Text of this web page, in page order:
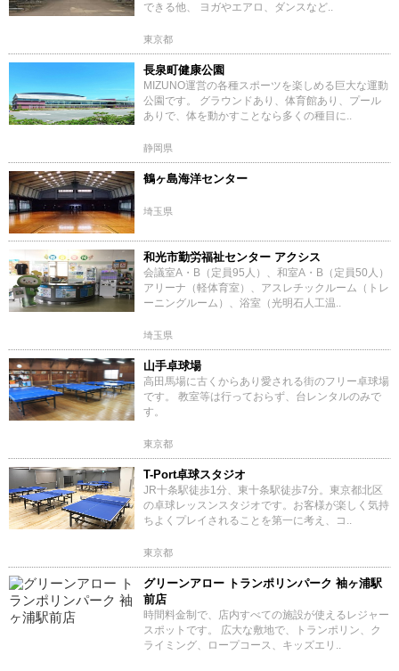
できる他、 ヨガやエアロ、ダンスなど..
東京都
長泉町健康公園
MIZUNO運営の各種スポーツを楽しめる巨大な運動
公園です。 グラウンドあり、体育館あり、プール
ありで、体を動かすことなら多くの種目に..
静岡県
鶴ヶ島海洋センター
埼玉県
和光市勤労福祉センター アクシス
会議室A・B（定員95人）、和室A・B（定員50人）
アリーナ（軽体育室）、アスレチックルーム（トレ
ーニングルーム）、浴室（光明石人工温..
埼玉県
山手卓球場
高田馬場に古くからあり愛される街のフリー卓球場
です。 教室等は行っておらず、台レンタルのみで
す。
東京都
T-Port卓球スタジオ
JR十条駅徒歩1分、東十条駅徒歩7分。東京都北区
の卓球レッスンスタジオです。お客様が楽しく気持
ちよくプレイされることを第一に考え、コ..
東京都
グリーンアロー トランポリンパーク 袖ヶ浦駅
前店
時間料金制で、店内すべての施設が使えるレジャー
スポットです。 広大な敷地で、トランポリン、ク
ライミング、ロープコース、キッズエリ..